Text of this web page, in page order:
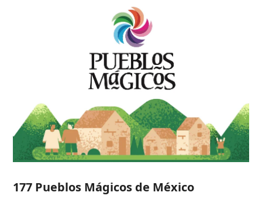
177 Pueblos Mágicos de México